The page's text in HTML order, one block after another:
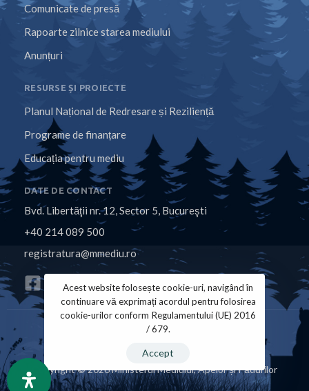
Comunicate de presă
Rapoarte zilnice starea mediului
Anunțuri
RESURSE ȘI PROIECTE
Planul Național de Redresare și Reziliență
Programe de finanțare
Educația pentru mediu
DATE DE CONTACT
Bvd. Libertăţii nr. 12, Sector 5, Bucureşti
+40 214 089 500
registratura@mmediu.ro
Copyright © 2026 Ministerul Mediului, Apelor și Pădurilor
Acest website folosește cookie-uri, navigând în
continuare vă exprimați acordul pentru folosirea
cookie-urilor conform Regulamentului (UE) 2016
/ 679.
Accept